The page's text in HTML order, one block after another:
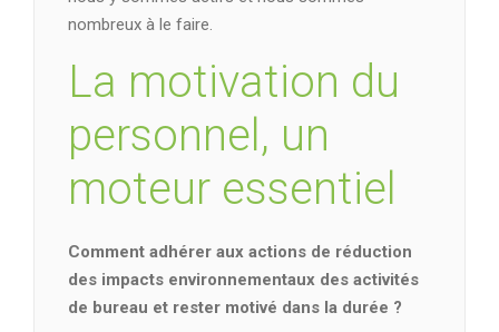
nombreux à le faire.
La motivation du
personnel, un
moteur essentiel
Comment adhérer aux actions de réduction
des impacts environnementaux des activités
de bureau et rester motivé dans la durée ?